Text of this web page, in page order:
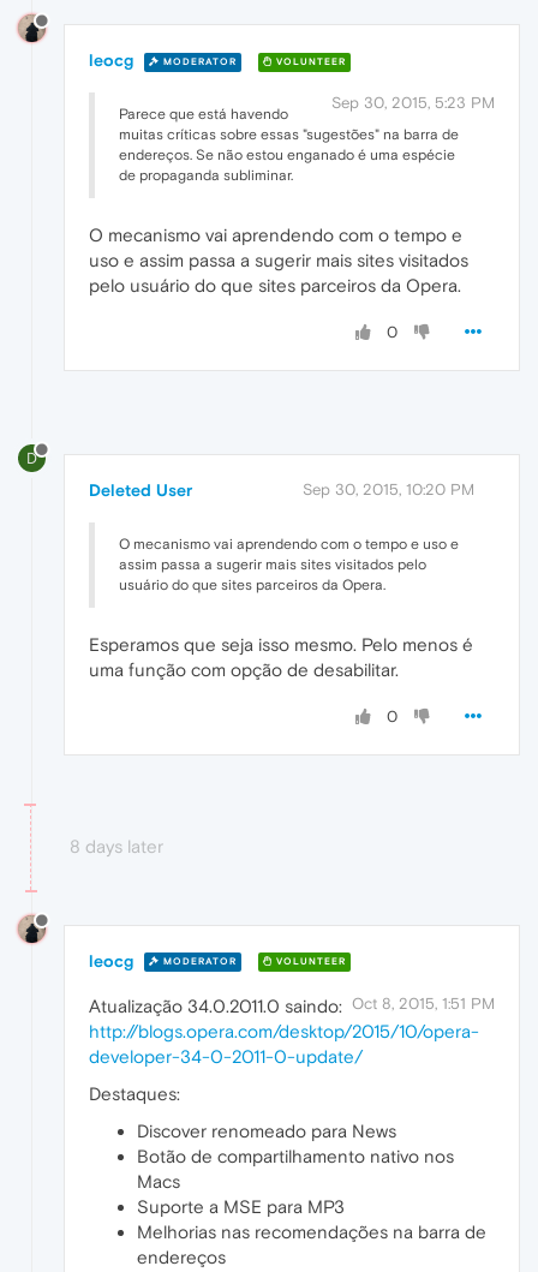
leocg MODERATOR VOLUNTEER
Sep 30, 2015, 5:23 PM
Parece que está havendo
muitas críticas sobre essas "sugestões" na barra de
endereços. Se não estou enganado é uma espécie
de propaganda subliminar.
O mecanismo vai aprendendo com o tempo e
uso e assim passa a sugerir mais sites visitados
pelo usuário do que sites parceiros da Opera.
0
D
Deleted User Sep 30, 2015, 10:20 PM
O mecanismo vai aprendendo com o tempo e uso e
assim passa a sugerir mais sites visitados pelo
usuário do que sites parceiros da Opera.
Esperamos que seja isso mesmo. Pelo menos é
uma função com opção de desabilitar.
0
8 days later
leocg MODERATOR VOLUNTEER
Oct 8, 2015, 1:51 PM
Atualização 34.0.2011.0 saindo:
http://blogs.opera.com/desktop/2015/10/opera-
developer-34-0-2011-0-update/
Destaques:
Discover renomeado para News
Botão de compartilhamento nativo nos
Macs
Suporte a MSE para MP3
Melhorias nas recomendações na barra de
endereços